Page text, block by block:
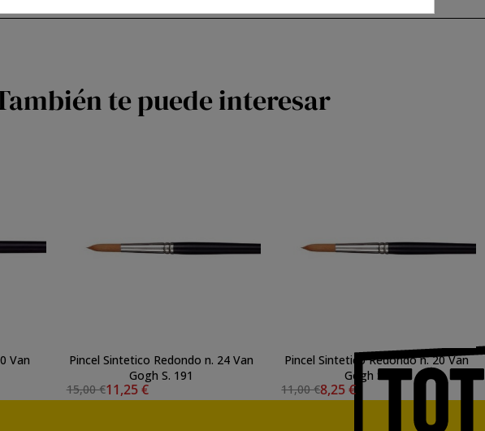
te puede interesar
Van
Pincel Sintetico Redondo n. 24 Van
Gogh S. 191
15,00 €11,25 €
Pincel Sintetico Redondo n. 20 Van
Gogh S. 191
11,00 €8,25 €